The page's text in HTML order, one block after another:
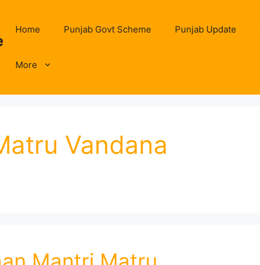
Home Punjab Govt Scheme Punjab Update
More
Vandana